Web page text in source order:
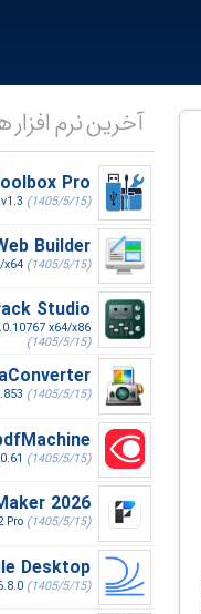
آخرین نرم افزار
Pro
v1.3 (1405/5/15)
Builder
x64 (1405/5/15)
Studio
x64/x86
(1405/5/15)
(1405/5/15)
(1405/5/15)
2026
Pro (1405/5/15)
Desktop
(1405/5/15)